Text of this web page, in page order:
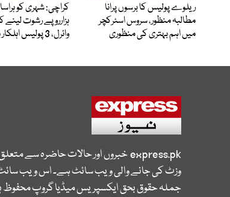
ریلوے پولیس کا برسوں پرانا
مطالبہ منظور، سروس اسٹرکچر
میں اہم بہتری کی منظوری
ہزارروپے رشوت لینے
وائرل، 3 پولیس اہلکار معطل
express.pkخبروں اور حالات حاضرہ سے
وزٹ کی جانے والی ویب سائٹ ہے۔ اس ویب سائٹ
جملہ حقوق بحق ایکسپریس میڈیا گروپ محفوظ